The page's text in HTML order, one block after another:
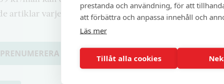
prestanda och användning, för att
att förbättra och anpassa innehåll och
Läs mer
Tillåt alla cookies
artiklar varje månad.